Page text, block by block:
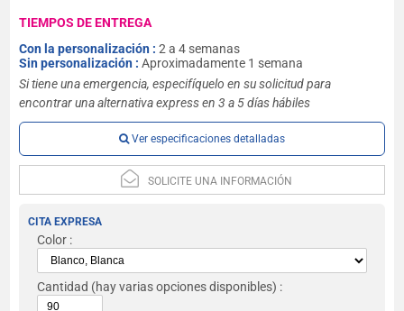
TIEMPOS DE ENTREGA
Con la personalización :2 a 4 semanas
Sin personalización :Aproximadamente 1 semana
Si tiene una emergencia, especifíquelo en su solicitud para
encontrar una alternativa express en 3 a 5 días hábiles
Ver especificaciones detalladas
SOLICITE UNA INFORMACIÓN
CITA EXPRESA
Color :
Cantidad (hay varias opciones disponibles) :